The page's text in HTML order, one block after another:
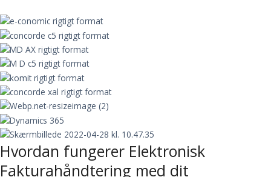
Hvordan fungerer Elektronisk
Fakturahåndtering med dit